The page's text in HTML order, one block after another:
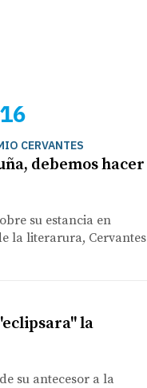
CERVANTES
debemos hacer
su estancia en
la literarura, Cervantes
la
su antecesor a la